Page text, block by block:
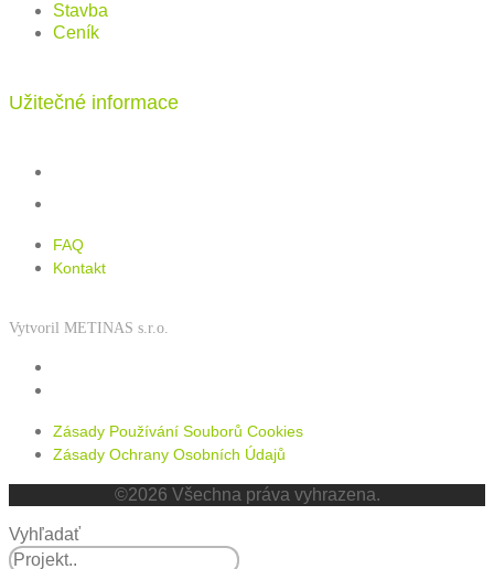
Stavba
Ceník
Užitečné informace
FAQ
Kontakt
Vytvoril METINAS s.r.o.
Zásady Používání Souborů Cookies
Zásady Ochrany Osobních Údajů
©2026 Všechna práva vyhrazena.
Vyhľadať